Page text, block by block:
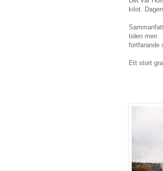
kilot.
tiden men
fortfarande
Ett stort